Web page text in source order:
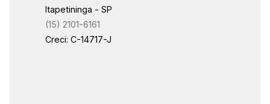
Itapetininga - SP
(15) 2101-6161
Creci: C-14717-J